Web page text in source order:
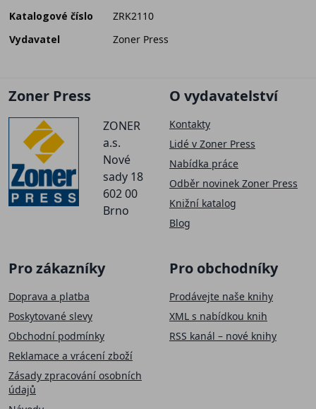
Katalogové číslo
ZRK2110
Vydavatel
Zoner Press
Zoner Press
ZONER
a.s.
Nové
sady 18
602 00
Brno
O vydavatelství
Kontakty
Lidé v Zoner Press
Nabídka práce
Odběr novinek Zoner Press
Knižní katalog
Blog
Pro zákazníky
Doprava a platba
Poskytované slevy
Obchodní podmínky
Reklamace a vrácení zboží
Zásady zpracování osobních
údajů
Pro obchodníky
Prodávejte naše knihy
XML s nabídkou knih
RSS kanál – nové knihy